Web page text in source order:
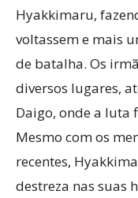
Hyakkimaru,
voltassem e mais
de batalha. Os
diversos lugares,
Daigo, onde a luta
Mesmo com os
recentes,
destreza nas suas